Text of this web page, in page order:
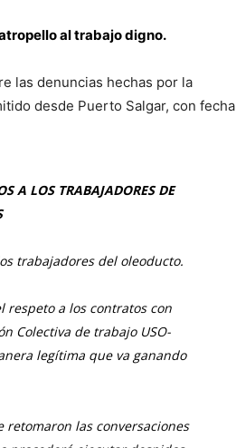
al trabajo digno.
las denuncias hechas por la
desde Puerto Salgar, con fecha
A LOS TRABAJADORES DE
trabajadores del oleoducto.
respeto a los contratos con
Colectiva de trabajo USO-
legítima que va ganando
las conversaciones